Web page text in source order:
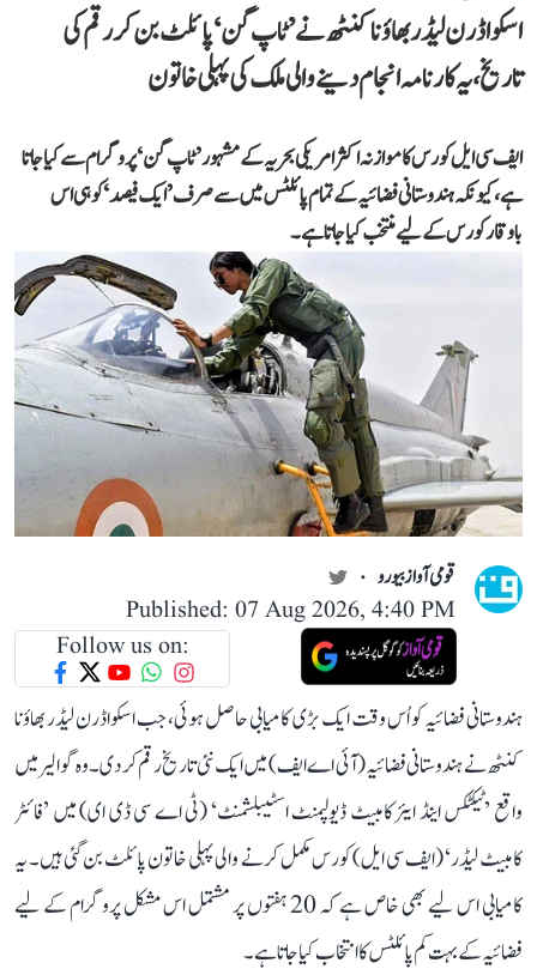
اسکواڈرن لیڈر بھاؤنا کنٹھ نے ’ٹاپ گن‘ پائلٹ بن کر رقم کی
تاریخ، یہ کارنامہ انجام دینے والی ملک کی پہلی خاتون
ایف سی ایل کورس کا موازنہ اکثر امریکی بحریہ کے مشہور ’ٹاپ گن‘ پروگرام سے کیا جاتا
ہے، کیونکہ ہندوستانی فضائیہ کے تمام پائلٹس میں سے صرف ’ایک فیصد‘ کو ہی اس
باوقار کورس کے لیے منتخب کیا جاتا ہے۔
قومی آواز بیورو
Published: 07 Aug 2026, 4:40 PM
Follow us on:
ہندوستانی فضائیہ کو اُس وقت ایک بڑی کامیابی حاصل ہوئی، جب اسکواڈرن لیڈر بھاؤنا
کنٹھ نے ہندوستانی فضائیہ (آئی اے ایف) میں ایک نئی تاریخ رقم کر دی۔ وہ گوالیر میں
واقع ’ٹیکٹکس اینڈ ایئر کامبیٹ ڈیولپمنٹ اسٹیبلشمنٹ‘ (ٹی اے سی ڈی ای) میں ’فائٹر
کامبیٹ لیڈر‘ (ایف سی ایل) کورس مکمل کرنے والی پہلی خاتون پائلٹ بن گئی ہیں۔ یہ
کامیابی اس لیے بھی خاص ہے کہ 20 ہفتوں پر مشتمل اس مشکل پروگرام کے لیے
فضائیہ کے بہت کم پائلٹس کا انتخاب کیا جاتا ہے۔